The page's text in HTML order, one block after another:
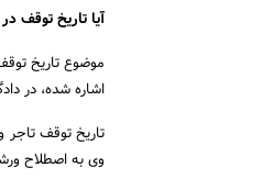
آیا تاریخ توقف
موضوع تاریخ
اشاره شده، در
تاریخ توقف
وی به اصطلاح